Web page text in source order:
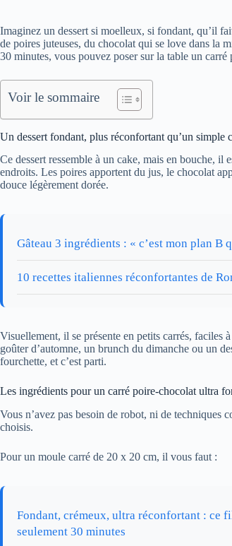
Imaginez un dessert si moelleux, si fondant, qu’il
de poires juteuses, du chocolat qui se love dans la
30 minutes, vous pouvez poser sur la table un
Voir le sommaire
Un dessert fondant, plus réconfortant qu’un simple
Ce dessert ressemble à un cake, mais en bouche, il
endroits. Les poires apportent du jus, le chocolat
douce légèrement dorée.
Gâteau 3 ingrédients : « c’est mon plan B
10 recettes italiennes réconfortantes de
Visuellement, il se présente en petits carrés, faciles
goûter d’automne, un brunch du dimanche ou un
fourchette, et c’est parti.
Les ingrédients pour un carré poire-chocolat ultra
Vous n’avez pas besoin de robot, ni de techniques
choisis.
Pour un moule carré de 20 x 20 cm, il vous faut :
Fondant, crémeux, ultra réconfortant : ce
seulement 30 minutes